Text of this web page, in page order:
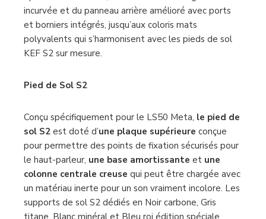
Meta pour s’assurer qu’elle se fonde parfaitement
dans le salon de ses propriétaires. Depuis la taille
optimisée du boîtier, de la face avant élégamment
incurvée et du panneau arrière amélioré avec ports
et borniers intégrés, jusqu’aux coloris mats
KEF S2 sur mesure.
Pied de Sol S2
Conçu spécifiquement pour le LS50 Meta,le pied de
sol S2 est doté d’une plaque supérieureconçue
pour permettre des points de fixation sécurisés pour
le haut-parleur, une base amortissanteetune
colonne centrale creusequi peut être chargée avec